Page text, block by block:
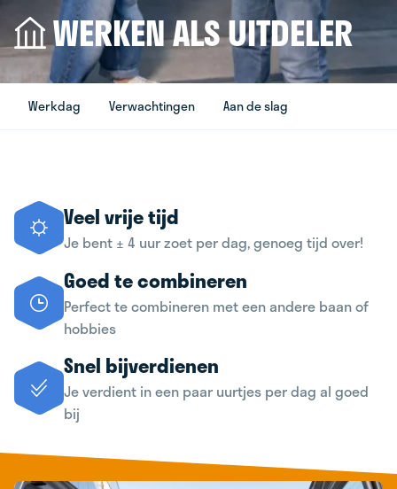
WERKEN ALS UITDELER
Werkdag Verwachtingen Aan de slag
Veel vrije tijd
Je bent ± 4 uur zoet per dag, genoeg tijd over!
Goed te combineren
Perfect te combineren met een andere baan of
hobbies
Snel bijverdienen
Je verdient in een paar uurtjes per dag al goed
bij